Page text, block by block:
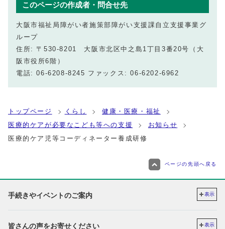
このページの作成者・問合せ先
大阪市福祉局障がい者施策部障がい支援課自立支援事業グ
ループ
住所: 〒530-8201 大阪市北区中之島1丁目3番20号（大
阪市役所6階）
電話: 06-6208-8245 ファックス: 06-6202-6962
トップページ くらし
健康・医療・福祉
医療的ケアが必要なこども等への支援
お知らせ
医療的ケア児等コーディネーター養成研修
ページの先頭へ戻る
手続きやイベントのご案内 表示
皆さんの声をお寄せください 表示